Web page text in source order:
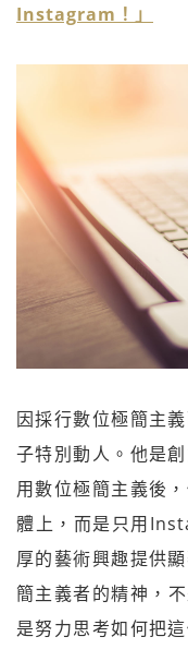
Instagram！」
因採行數位極簡主
子特別動人。他是
用數位極簡主義後
體上，而是只用
厚的藝術興趣提供
簡主義者的精神，
是努力思考如何把